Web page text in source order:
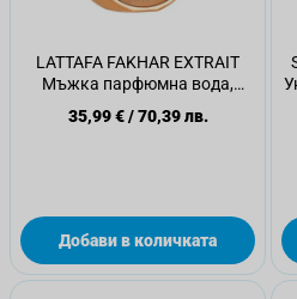
LATTAFA FAKHAR EXTRAIT
Мъжка парфюмна вода,
100мл.
35,99 €/70,39 лв.
Добави в количката